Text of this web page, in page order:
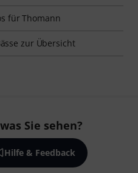
für Thomann
zur Übersicht
Sie sehen?
Hilfe & Feedback